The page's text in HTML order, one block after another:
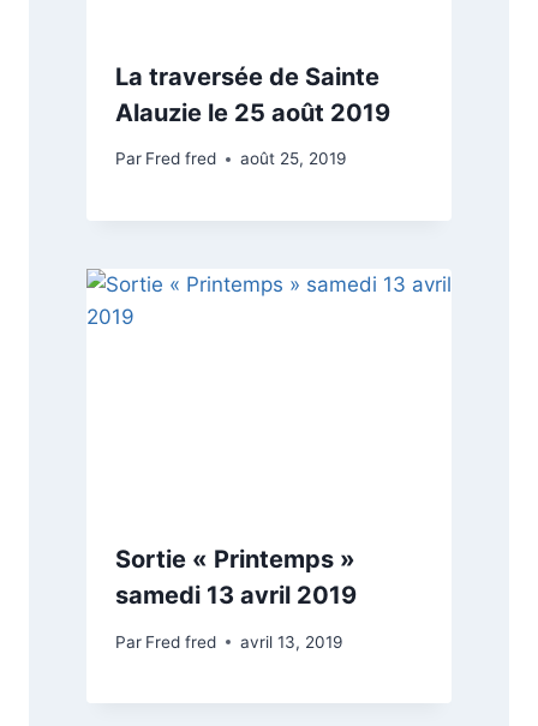
La traversée de Sainte
Alauzie le 25 août 2019
Par Fred fred août 25, 2019
Sortie « Printemps »
samedi 13 avril 2019
Par Fred fred avril 13, 2019